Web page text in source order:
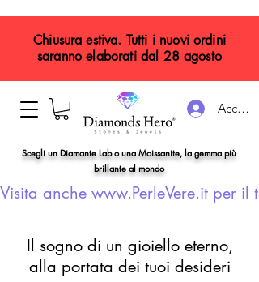
Accedi
Scegli un Diamante Lab o una Moissanite, la gemma più
brillante al mondo
Visita anche www.PerleVere.it per il
Chiusura estiva. Tutti i nuovi ordini
saranno elaborati dal 28 agosto
Il sogno di un gioiello eterno,
alla portata dei tuoi desideri